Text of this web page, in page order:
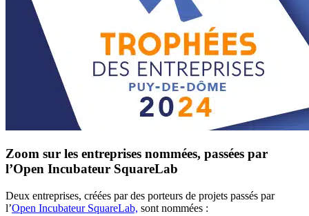
Zoom sur les entreprises nommées, passées par
l’Open Incubateur SquareLab
Deux entreprises, créées par des porteurs de projets passés par
l’Open Incubateur SquareLab, sont nommées :